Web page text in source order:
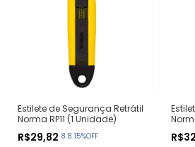
Estilete de Segurança Retrátil
Norma RP11 (1 Unidade)
R$29,82 8.8 15%OFF